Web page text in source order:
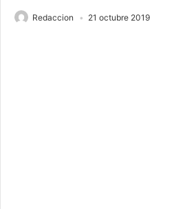
Redaccion 21 octubre 2019